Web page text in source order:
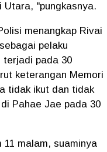
Utara, "pungkasnya.
menangkap Rivai
pelaku
terjadi pada 30
keterangan Memori
tidak ikut dan tidak
Pahae Jae pada 30
11 malam, suaminya